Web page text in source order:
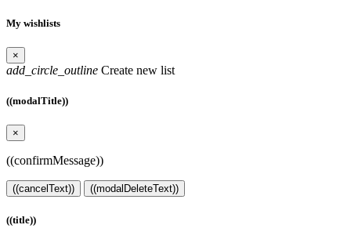
My wishlists
×
add_circle_outline Create new list
((modalTitle))
×
((confirmMessage))
((cancelText)) ((modalDeleteText))
((title))